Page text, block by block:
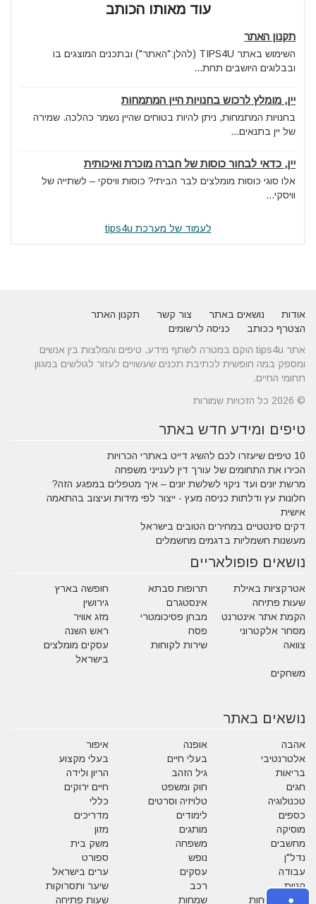
עוד מאותו הכותב
תקנון האתר
השימוש באתר TIPS4U (להלן:"האתר") ובתכנים המוצגים בו
ובבלוגים היושבים תחת...
יין, מומלץ לרכוש בחנויות היין המתמחות
בחנויות המתמחות, ניתן להיות בטוחים שהיין נשמר כהלכה. שמירה
של יין בתנאים...
יין, כדאי לבחור כוסות של חברה מוכרת ואיכותית
אלו סוגי כוסות מומלצים לבר הביתי? כוסות וויסקי – לשתייה של
וויסקי...
לעמוד של מערכת tips4u
אודות נושאים באתר צור קשר
תקנון האתר
הצטרף ככותב
כניסה לרשומים
אתר tips4u הוקם במטרה לשתף מידע, טיפים והמלצות בין אנשים
ומספק במה חופשית לכתיבת תכנים שעשויים לעזור לגולשים במגוון
תחומי החיים.
© 2026 כל הזכויות שמורות
טיפים ומידע חדש באתר
10 טיפים שיעזרו לכם להשיג דייט באתרי הכרויות
הכירו את התחומים של עורך דין לענייני משפחה
מרשת יונים ועד ניקוי לשלשת יונים – איך מטפלים במפגע הזה?
חלונות עץ ודלתות כניסה מעץ - ייצור לפי מידות ועיצוב בהתאמה
אישית
דקים סינטטיים במחירים הטובים בישראל
מעשנות חשמליות בדגמים מחשמלים
נושאים פופולאריים
אטרקציות באילת תרופות סבתא
חופשה בארץ
שעות פתיחה
אינסטגרם
גירושין
הקמת אתר אינטרנט
מבחן פסיכומטרי
מזג אוויר
מסחר אלקטרוני
פסח
ראש השנה
צוואה
שירות לקוחות
עסקים מומלצים
בישראל
משחקים
נושאים באתר
אהבה אופנה
איפור
אלטרנטיבי
בעלי חיים
בעלי מקצוע
בריאות
גיל הזהב
הריון ולידה
חגים
חוק ומשפט
חיים ירוקים
טכנולוגיה
טלויזיה וסרטים
כללי
כספים
לימודים
מדריכים
מוסיקה
מותגים
מזון
מחשבים
משפחה
משק בית
נדל"ן
נופש
ספורט
עבודה
עסקים
ערים בישראל
קניות
רכב
שיער ותסרוקות
שירות לקוחות
שמחות שעות פתיחה